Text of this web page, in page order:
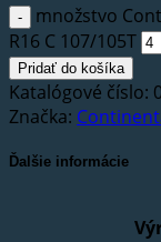
množstvo
R16 C 107/105T
Pridať do košíka
Katalógové číslo:
Značka:
Ďalšie informácie